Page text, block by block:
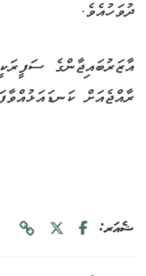
ދުވަހުއެވެ.
އާޒަރުބައިޖާންގެ
ރާއްޖެއަށް
ޝެއަރ: